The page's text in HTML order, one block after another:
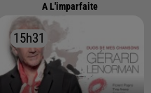
A L'imparfaite
15h31
15h31